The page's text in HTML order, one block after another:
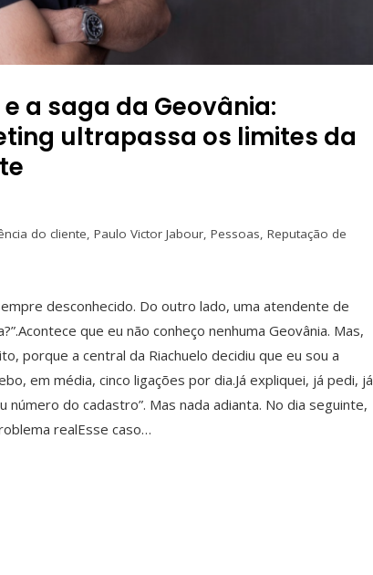
a saga da Geovânia:
ultrapassa os limites da
do cliente, Paulo Victor Jabour, Pessoas, Reputação de
desconhecido. Do outro lado, uma atendente de
que eu não conheço nenhuma Geovânia. Mas,
porque a central da Riachuelo decidiu que eu sou a
em média, cinco ligações por dia.Já expliquei, já pedi, já
do cadastro”. Mas nada adianta. No dia seguinte,
realEsse caso…